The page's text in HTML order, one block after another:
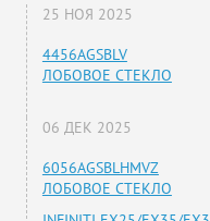
25 НОЯ 2025
4456AGSBLV
ЛОБОВОЕ СТЕКЛО
06 ДЕК 2025
6056AGSBLHMVZ
ЛОБОВОЕ СТЕКЛО